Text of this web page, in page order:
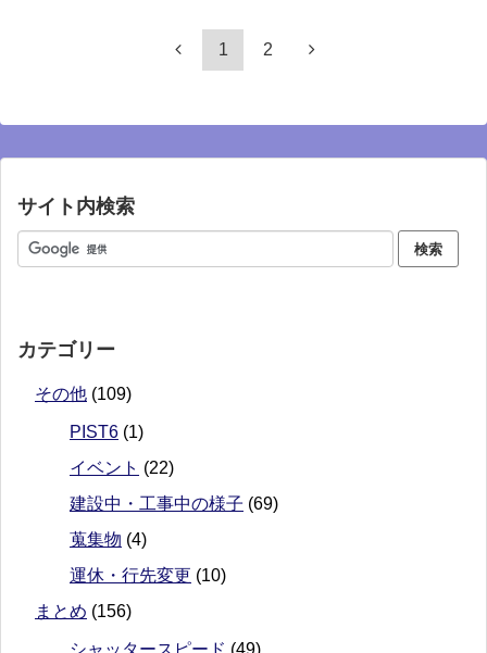
1 2
サイト内検索
カテゴリー
その他 (109)
PIST6 (1)
イベント (22)
建設中・工事中の様子 (69)
蒐集物 (4)
運休・行先変更 (10)
まとめ (156)
シャッタースピード (49)